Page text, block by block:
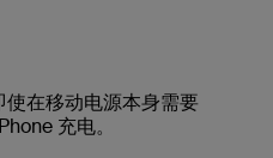
在移动电源本身需要
充电。